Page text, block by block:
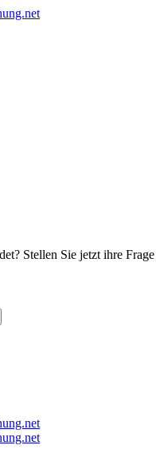
Stellen Sie jetzt ihre